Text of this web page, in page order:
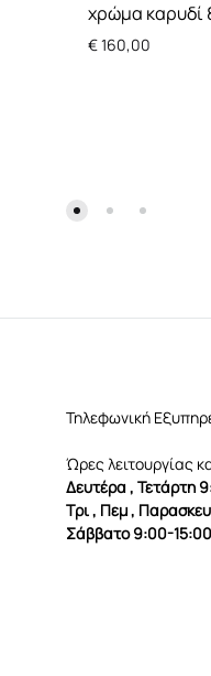
χρώμα καρυδί
€160,00
Τηλεφωνική
Ώρες λειτουργίας
Δευτέρα , Τετάρτη
Τρι , Πεμ ,
Σάββατο 9:00-15:00